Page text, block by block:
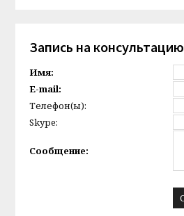
Запись на консультацию
Имя:
E-mail:
Телефон(ы):
Skype:
Сообщение: